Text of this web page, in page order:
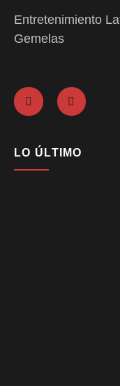
Entretenimiento
Gemelas
LO ÚLTIMO